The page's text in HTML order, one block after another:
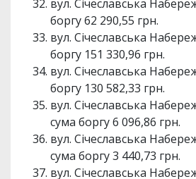
вул. Січеславська
боргу 62 290,55 грн.
вул. Січеславська
боргу 151 330,96 грн.
вул. Січеславська
боргу 130 582,33 грн.
вул. Січеславська
сума боргу 6 096,86 грн.
вул. Січеславська
сума боргу 3 440,73 грн.
вул. Січеславська